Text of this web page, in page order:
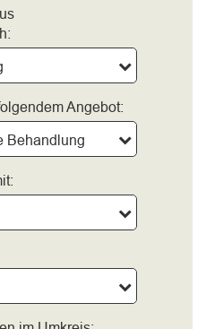
Angebot:
Behandlung